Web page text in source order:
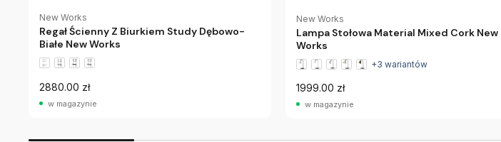
New Works
Regał Ścienny Z Biurkiem Study Dębowo-
Białe New Works
2880.00 zł
w magazynie
New Works
Lampa Stołowa Material Mixed Cork New
Works
+3 wariantów
1999.00 zł
w magazynie